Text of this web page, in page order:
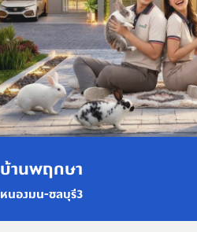
บ้านพฤกษา
หนองมน-ชลบุรี3